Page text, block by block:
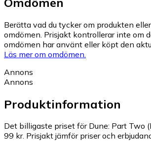
Berätta vad du tycker om produkten
omdömen. Prisjakt kontrollerar inte om
omdömen har använt eller köpt den
Läs mer om omdömen.
Annons
Annons
Produktinformation
Det billigaste priset för Dune: Part Two
99 kr. Prisjakt jämför priser och